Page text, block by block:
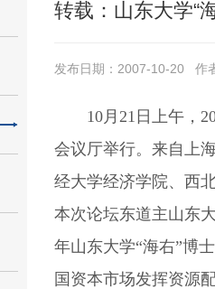
转载：山东大学“
发布日期：2007-10-20 作
10月21日上午，
会议厅举行。来自上
经大学经济学院、西
本次论坛东道主山东
年山东大学“海右”博
国资本市场发挥资源